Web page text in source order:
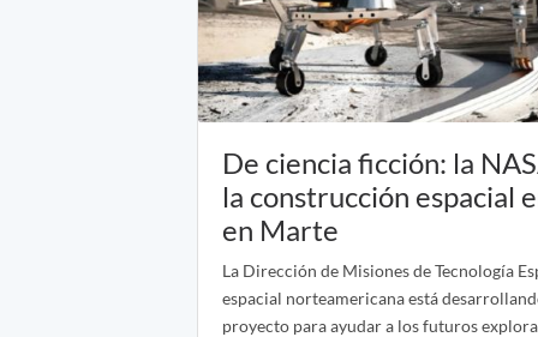
De ciencia ficción: la
la construcción espacial
en Marte
La Dirección de Misiones de Tecnología
espacial norteamericana está
proyecto para ayudar a los futuros